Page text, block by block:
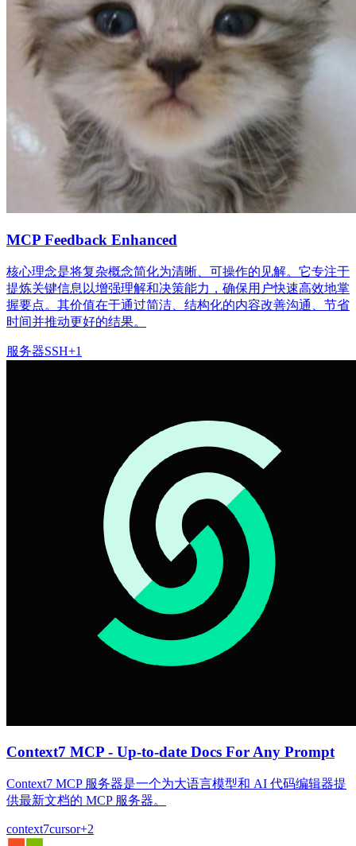
MCP Feedback Enhanced
核心理念是将复杂概念简化为清晰、可操作的见解。它专注于
提炼关键信息以增强理解和决策能力，确保用户快速高效地掌
握要点。其价值在于通过简洁、结构化的内容改善沟通、节省
时间并推动更好的结果。
服务器SSH+1
Context7 MCP - Up-to-date Docs For Any Prompt
Context7 MCP 服务器是一个为大语言模型和 AI 代码编辑器提
供最新文档的 MCP 服务器。
context7cursor+2